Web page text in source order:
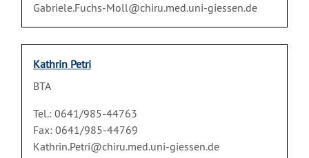
Gabriele.Fuchs-Moll@chiru.med.uni-giessen.de
Kathrin Petri
BTA
Tel.: 0641/985-44763
Fax: 0641/985-44769
Kathrin.Petri@chiru.med.uni-giessen.de